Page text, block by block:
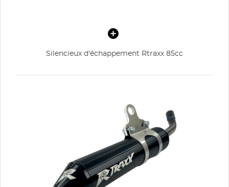
Silencieux d'échappement Rtraxx 85cc